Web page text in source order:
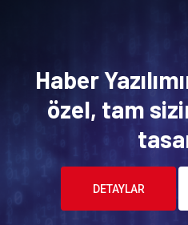
Haber
özel, tam
DETAYLAR